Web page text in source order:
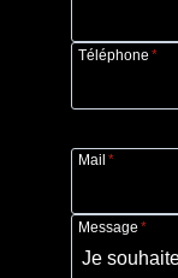
Téléphone *
Mail *
Message *